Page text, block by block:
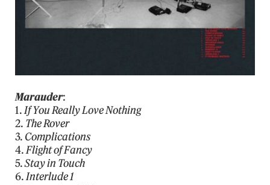
Marauder:
1.If You Really Love Nothing
2. The Rover
3. Complications
4.Flight of Fancy
5.Stay in Touch
6.Interlude 1